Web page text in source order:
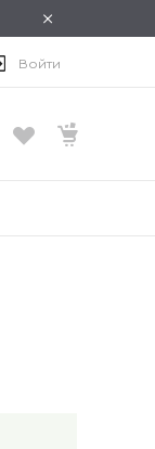
×
Войти